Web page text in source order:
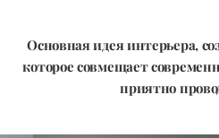
Основная идея интерьера,
которое совмещает
приятно